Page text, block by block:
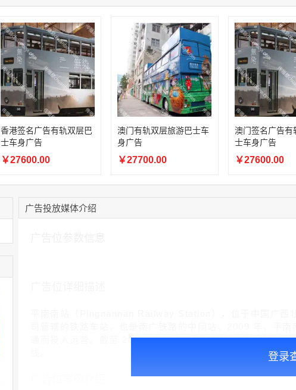
16:12:36 181****8167
16:16:44 181****0078
13:50:54 192****2334
15:40:56 157****6971
香港签名广告有轨双层巴
士车身广告
￥27600.00
澳门有轨双层旅游巴士车
身广告
￥27700.00
澳门签名广告有
士车身广告
￥27600.00
广告投放媒体介绍
通而投入运营。截至 2014 年 4 月，平南南站站房建筑面
登录